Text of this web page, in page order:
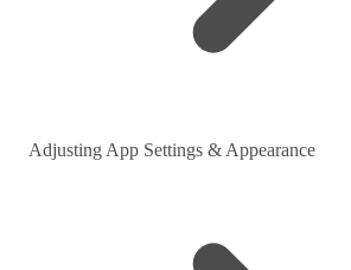
Adjusting App Settings & Appearance